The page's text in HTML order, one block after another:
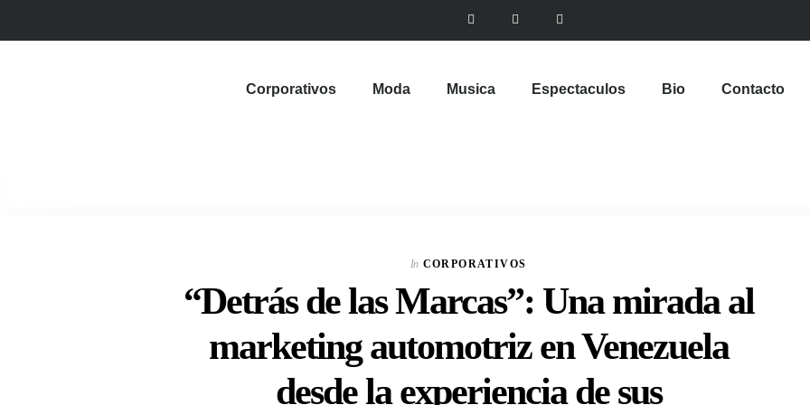
Corporativos Moda Musica Espectaculos Bio Contacto
In CORPORATIVOS
“Detrás de las Marcas”: Una mirada al
marketing automotriz en Venezuela
desde la experiencia de sus